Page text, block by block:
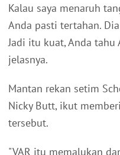
Kalau saya menaruh
Anda pasti tertahan.
Jadi itu kuat, Anda tahu
jelasnya.
Mantan rekan setim
Nicky Butt, ikut
tersebut.
"VAR itu memalukan